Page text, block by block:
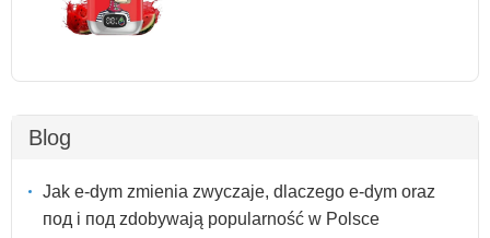
Blog
Jak e-dym zmienia zwyczaje, dlaczego e-dym oraz
под i под zdobywają popularność w Polsce